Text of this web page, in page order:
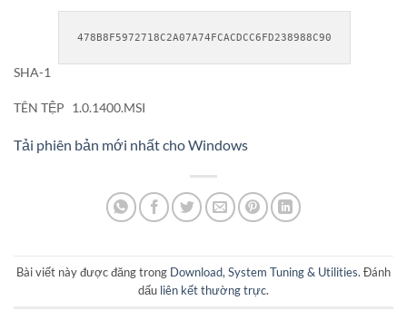
SHA-1
478B8F5972718C2A07A74FCACDCC6FD238988C90
TÊN TỆP 1.0.1400.MSI
Tải phiên bản mới nhất cho Windows
Bài viết này được đăng trong Download, System Tuning & Utilities. Đánh
dấu liên kết thường trực.